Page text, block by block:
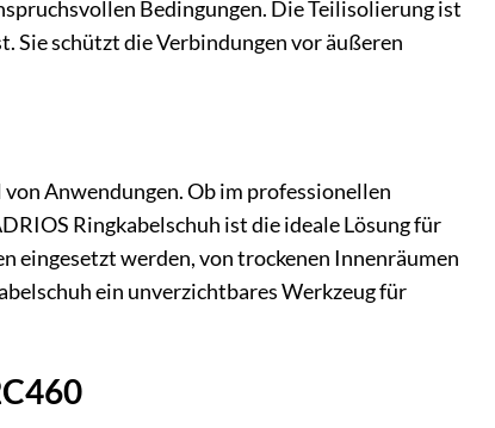
Bedingungen. Die Teilisolierung ist
Sie schützt die Verbindungen vor äußeren
Anwendungen. Ob im professionellen
Ringkabelschuh ist die ideale Lösung für
eingesetzt werden, von trockenen Innenräumen
ein unverzichtbares Werkzeug für